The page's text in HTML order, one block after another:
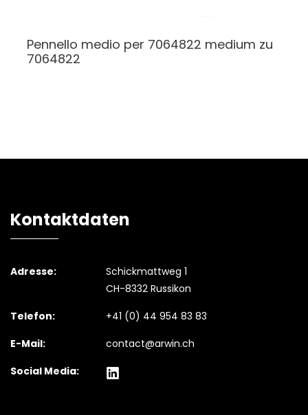
Pennello medio per 7064822 medium zu
7064822
Kontaktdaten
Adresse:
Schickmattweg 1
CH-8332 Russikon
Telefon:
+41 (0) 44 954 83 83
E-Mail:
contact@arwin.ch
Social Media: